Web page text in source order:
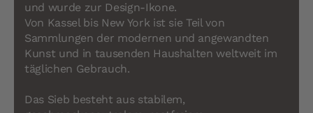
und wurde zur Design-Ikone.
Von Kassel bis New York ist sie Teil von
Sammlungen der modernen und angewandten
Kunst und in tausenden Haushalten weltweit im
täglichen Gebrauch.
Das Sieb besteht aus stabilem,